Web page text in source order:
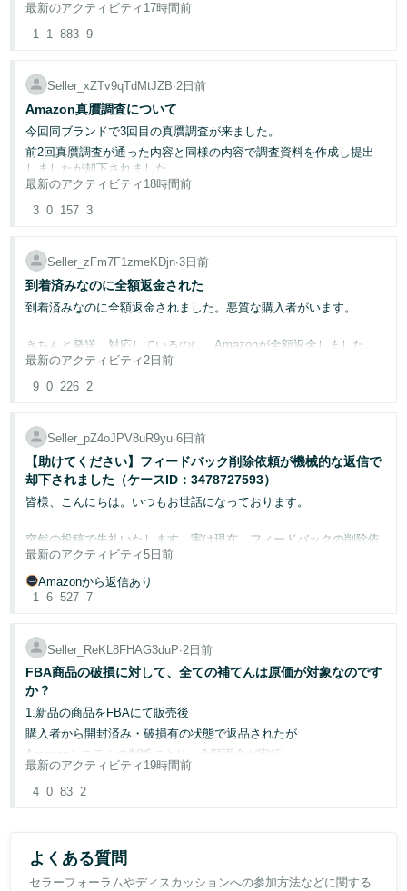
たはPNG、最大4MB。
回答受付期間：08/17まで。当選者にはセラーセントラルアカウン
料。お一人様1回限り。参加規約はこちらをご確認ください。
さらに、返品のたびに同じような内容の「非常に悪い」のレビュー
出品停止になってしまった商品もありました。
そのため、同じ商品を５回程度返品された時点で、これ以上被害が
広がらないよう、
やむを得ずFBA在庫を返送し、販売を停止したことも何度もありま
す。
自己発送の商品については、一度、購入意思のない返品はご遠慮い
ただきたい旨を丁寧にお願いしたところ、
しかし、数日前からまた返品が再開しています。
ここまで同じ商品を何度も購入・返品される方は初めてで、大変困
っています。
また、無視されるのだろうなと思いつつ、もう一度だけご相談しよ
本当に調査していただけているのかという点で、Amazon様への信
調査した上でだとしたら、なおさら残念です。
セラーより、悪意を持った返品行動を繰り返すお客様を守る事が
Amazon様の正義なのでしょうか…。
購入予定のお客様より商品ページから10点のまとめて購入するから
と値引き交渉のメッセージが届きました。
★もし、お値引きした商品ページを作成したとしても専用ページは
できないこと
★他のお客様が購入されても同じものを在庫補充はできないこと
★Amazonのポリシーで特定のお客様のために商品ページを作成し
ていいものか
10年以上Amazonで販売していて2、3回の値引き交渉のメッセージ
ましたが
Amazonで禁止されていることなのかどうかも調べてみましたが
ヘルプでもフォーラムでも見つかりませんでした。
お客様のご希望に対応しAmazonのポリシー違反でアカウント停止
になることを恐れています。
いますか?
お知恵をお借りできたらと思います。
よろしくお願いいたします。
最新のアクティビティ 17時間前
1
1 883 9
Seller_xZTv9qTdMtJZB∙2日前
Amazon真贋調査について
今回同ブランドで3回目の真贋調査が来ました。
前2回真贋調査が通った内容と同様の内容で調査資料を作成し提出
しましたが却下されました。
そのため健全性ページから電話を受けてなぜ過去2回同じブランド
で真贋調査を受けて無事に通ったのに今回はダメなのか？という質
取引先からの請求書、ブランドからの取引証明書など必要な書類は
そろっているのにもかかわらず却下され、あげく取引先とのやり取
りのメールを提出が必要とまで言われました。
その上何度も真贋調査のやり直しをするとアカウント停止のリスク
皆さんこんなひどい扱いは納得されてるんですか？
いたします。
るんでしょうか？
メーカーと直接取引してもらっているのでお願いすれば何でも用意
してくれます。
是非よろしくお願いいたします。
最新のアクティビティ 18時間前
3 0 157 3
Seller_zFm7F1zmeKDjn∙3日前
到着済みなのに全額返金された
到着済みなのに全額返金されました。悪質な購入者がいます。
きちんと発送、対応しているのに、Amazonが全額返金しました。
佐川急便での発送でしたので、購入者のサインのコピーと配達担当
の証言(重かったことや本人に印鑑をもらったことなど)の証拠があ
この商品に関して商品に不具合があると言われて返品するように連
絡しましたが返品しずマーケットプライス申請を使ってます。
同じ日に別の商品を購入されましたが、その商品にもクレームをし
てきてます。
3回申し立てをしましたがダメでした。
こういうのは泣き寝入りなのでしょうか？
みなさんは経験ありますか？
警察に被害届を出そうと思ってます。
最新のアクティビティ 2日前
9 0 226 2
Seller_pZ4oJPV8uR9yu∙6日前
【助けてください】フィードバック削除依頼が機械的な返信で
却下されました（ケースID：3478727593）
皆様、こんにちは。いつもお世話になっております。
突然の投稿で失礼いたします。実は現在、フィードバックの削除依
頼に関して大変困っており、皆様やAmazonのスタッフの方々にご
助言・ご対応いただければと思い、こちらに書き込ませていただき
ました。
のでカスタマーに確認したら返金処理されており、この辺りの処理
も分かりにくく不満です。結局、同じ物を楽天で発注し手に入れる
ことができました。」という内容のネガティブフィードバックをい
ただきました。
しかし、実際の経緯は以下のとおりです。
商品の在庫切れが発生したため、事前にお客様にその旨と代替案
最新のアクティビティ5日前
Amazonから返信あり
1 6 527 7
Seller_ReKL8FHAG3duP∙2日前
FBA商品の破損に対して、全ての補てんは原価が対象なのです
か？
1.新品の商品をFBAにて販売後
購入者から開封済み・破損有の状態で返品されたが
Amazonシステムの判断により、全額返金が実行
2.状態の確認の為に当方に返送後
3.何度もテクニカルサポート（以下TS）と行うも
原価以上に補てんは無い状況
最新のアクティビティ 19時間前
4 0 83 2
よくある質問
セラーフォーラムやディスカッションへの参加方法などに関する